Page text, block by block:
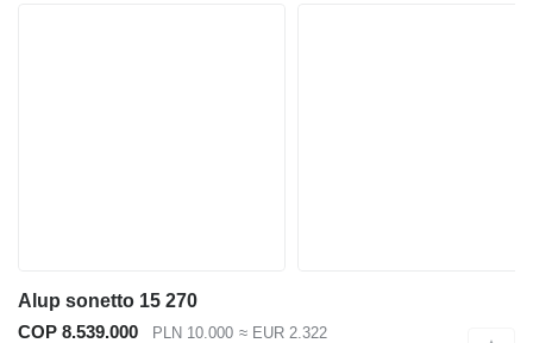
Alup sonetto 15 270
COP 8.539.000
PLN 10.000 ≈ EUR 2.322